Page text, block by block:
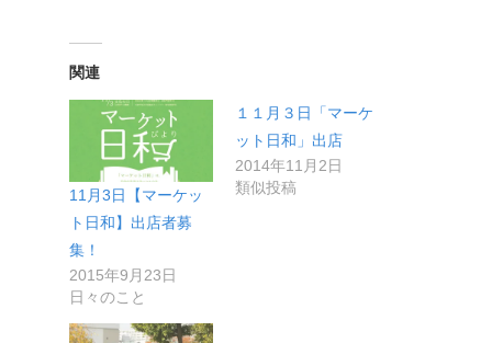
関連
11月3日【マーケッ
ト日和】出店者募
集！
2015年9月23日
日々のこと
１１月３日「マーケ
ット日和」出店
2014年11月2日
類似投稿